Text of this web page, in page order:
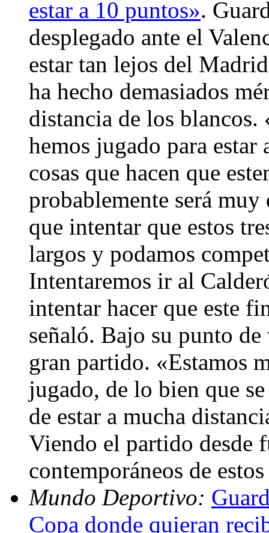
estar a 10 puntos».
desplegado ante el
estar tan lejos del
ha hecho demasiados
distancia de los blancos.
hemos jugado para
cosas que hacen que
probablemente será
que intentar que estos
largos y podamos
Intentaremos ir al
intentar hacer que este
señaló. Bajo su punto
gran partido. «Estamos
jugado, de lo bien que
de estar a mucha
Viendo el partido desde
contemporáneos de
Mundo Deportivo:
Copa donde quieran